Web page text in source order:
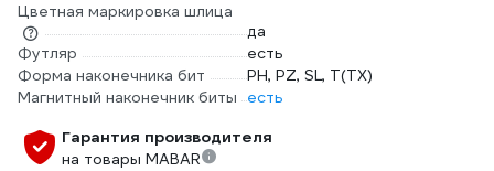
Цветная маркировка шлица
да
Футляр
есть
Форма наконечника бит
PH, PZ, SL, T(TX)
Магнитный наконечник биты
есть
Гарантия производителя
на товары MABAR